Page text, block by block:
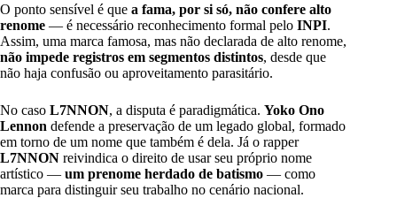
O ponto sensível é que a fama, por si só, não confere alto
renome — é necessário reconhecimento formal pelo INPI.
Assim, uma marca famosa, mas não declarada de alto renome,
não impede registros em segmentos distintos, desde que
não haja confusão ou aproveitamento parasitário.
No caso L7NNON, a disputa é paradigmática. Yoko Ono
Lennon defende a preservação de um legado global, formado
em torno de um nome que também é dela. Já o rapper
L7NNON reivindica o direito de usar seu próprio nome
artístico — um prenome herdado de batismo — como
marca para distinguir seu trabalho no cenário nacional.